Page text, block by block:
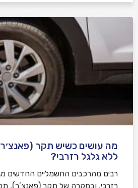
מה עושים כשיש תקר
ללא גלגל רזרבי?
רבים מהרכבים החשמליים החדשים
רזרבי, ובמקרה של תקר (פאנצ’ר),